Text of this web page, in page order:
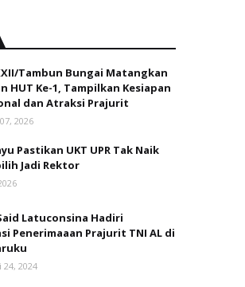
Tambun Bungai Matangkan
HUT Ke-1, Tampilkan Kesiapan
dan Atraksi Prajurit
2026
Pastikan UKT UPR Tak Naik
Jadi Rektor
Latuconsina Hadiri
Penerimaaan Prajurit TNI AL di
2024